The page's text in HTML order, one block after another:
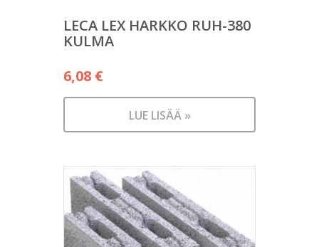
LECA LEX HARKKO RUH-380
KULMA
6,08 €
LUE LISÄÄ »